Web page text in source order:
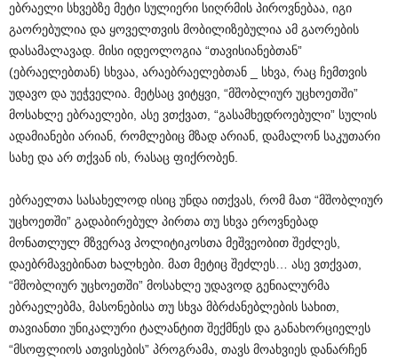
ებრაელი სხვებზე მეტი სულიერი სიღრმის პიროვნებაა, იგი
გაორებულია და ყოველთვის მობილიზებულია ამ გაორების
დასამალავად. მისი იდეოლოგია “თავისიანებთან”
(ებრაელებთან) სხვაა, არაებრაელებთან _ სხვა, რაც ჩემთვის
უდავო და უეჭველია. მეტსაც ვიტყვი, “მშობლიურ უცხოეთში”
მოსახლე ებრაელები, ასე ვთქვათ, “გასამხედროებული” სულის
ადამიანები არიან, რომლებიც მზად არიან, დამალონ საკუთარი
სახე და არ თქვან ის, რასაც ფიქრობენ.
ებრაელთა სასახელოდ ისიც უნდა ითქვას, რომ მათ “მშობლიურ
უცხოეთში” გადაბირებულ პირთა თუ სხვა ეროვნებად
მონათლულ მზვერავ პოლიტიკოსთა მეშვეობით შეძლეს,
დაებრმავებინათ ხალხები. მათ მეტიც შეძლეს… ასე ვთქვათ,
“მშობლიურ უცხოეთში” მოსახლე უდავოდ გენიალურმა
ებრაელებმა, მასონებისა თუ სხვა მბრძანებლების სახით,
თავიანთი უნიკალური ტალანტით შექმნეს და განახორციელეს
“მსოფლიოს ათვისების” პროგრამა, თავს მოახვიეს დანარჩენ